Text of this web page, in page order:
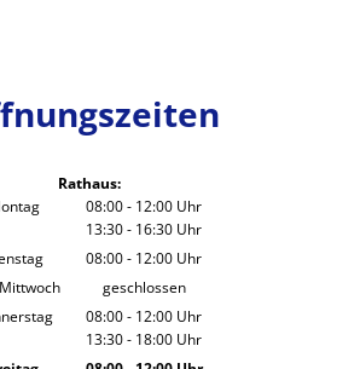
Rathaus:
08:00- 12:00 Uhr
Von 08:00 bis 12:00 Uhr
13:30- 16:30 Uhr
Von 13:30 bis 16:30 Uhr
08:00- 12:00 Uhr
Von 08:00 bis 12:00 Uhr
Mittwoch
geschlossen
08:00- 12:00 Uhr
Von 08:00 bis 12:00 Uhr
13:30- 18:00 Uhr
Von 13:30 bis 18:00 Uhr